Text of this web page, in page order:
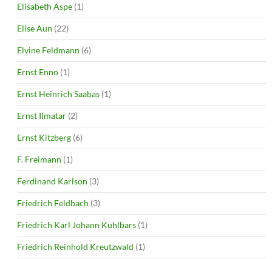
Elisabeth Aspe (1)
Elise Aun (22)
Elvine Feldmann (6)
Ernst Enno (1)
Ernst Heinrich Saabas (1)
Ernst Ilmatar (2)
Ernst Kitzberg (6)
F. Freimann (1)
Ferdinand Karlson (3)
Friedrich Feldbach (3)
Friedrich Karl Johann Kuhlbars (1)
Friedrich Reinhold Kreutzwald (1)